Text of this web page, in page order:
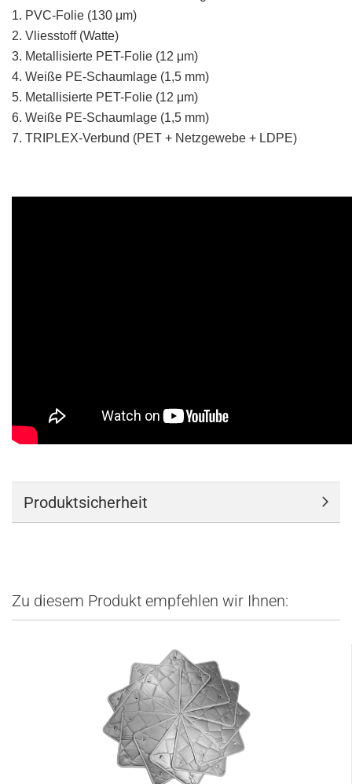
1. PVC-Folie (130 μm)
2. Vliesstoff (Watte)
3. Metallisierte PET-Folie (12 μm)
4. Weiße PE-Schaumlage (1,5 mm)
5. Metallisierte PET-Folie (12 μm)
6. Weiße PE-Schaumlage (1,5 mm)
7. TRIPLEX-Verbund (PET + Netzgewebe + LDPE)
Produktsicherheit
Zu diesem Produkt empfehlen wir Ihnen: